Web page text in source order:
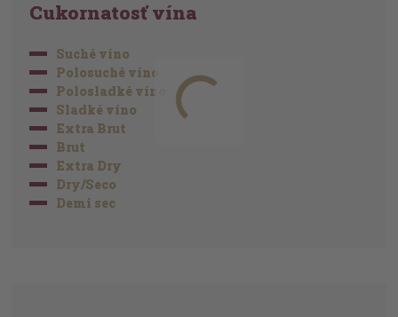
Cukornatosť vína
Suché víno
Polosuché víno
Polosladké víno
Sladké víno
Extra Brut
Brut
Extra Dry
Dry/Seco
Demi sec